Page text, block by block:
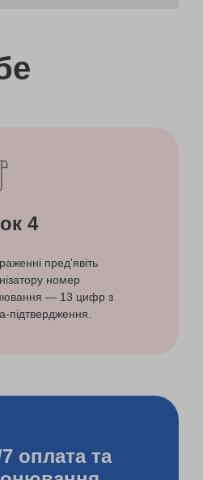
4
пред'явіть
номер
— 13 цифр з
підтвердження.
оплата та